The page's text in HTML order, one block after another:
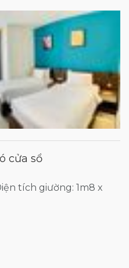
cửa sổ
tích giường: 1m8 x